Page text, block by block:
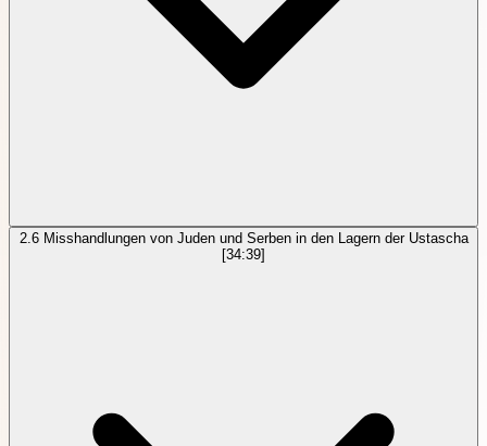
2.6 Misshandlungen von Juden und Serben in den Lagern der Ustascha
[34:39]